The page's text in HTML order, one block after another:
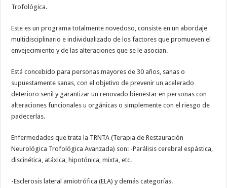
Trofológica.
Este es un programa totalmente novedoso, consiste en un abordaje
multidisciplinario e individualizado de los factores que promueven el
envejecimiento y de las alteraciones que se le asocian.
Está concebido para personas mayores de 30 años, sanas o
supuestamente sanas, con el objetivo de prevenir un acelerado
deterioro senil y garantizar un renovado bienestar en personas con
alteraciones funcionales u orgánicas o simplemente con el riesgo de
padecerlas.
Enfermedades que trata la TRNTA (Terapia de Restauración
Neurológica Trofológica Avanzada) son: -Parálisis cerebral espástica,
discinética, atáxica, hipotónica, mixta, etc.
-Esclerosis lateral amiotrófica (ELA) y demás categorías.